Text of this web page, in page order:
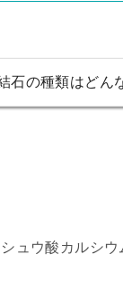
石の種類はどん
シュウ酸カルシ